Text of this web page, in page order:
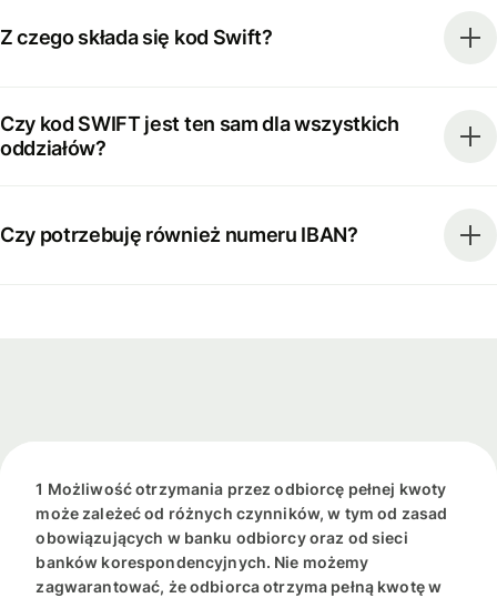
Z czego składa się kod Swift?
Czy kod SWIFT jest ten sam dla wszystkich
oddziałów?
Czy potrzebuję również numeru IBAN?
1 Możliwość otrzymania przez odbiorcę pełnej kwoty
może zależeć od różnych czynników, w tym od zasad
obowiązujących w banku odbiorcy oraz od sieci
banków korespondencyjnych. Nie możemy
zagwarantować, że odbiorca otrzyma pełną kwotę w